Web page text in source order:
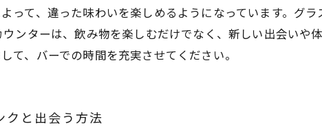
って、違った味わいを楽しめるようになっています。グ
ンターは、飲み物を楽しむだけでなく、新しい出会いや
て、バーでの時間を充実させてください。
クと出会う方法